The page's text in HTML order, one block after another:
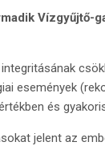
Vízgyűjtő-
események
és
jelent az